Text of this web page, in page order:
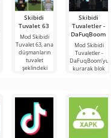
Skibidi
Tuvalet 63
Mod Skibidi
Tuvalet 63, ana
düşmanların
tuvalet
şeklindeki
Minecraft için
Skibidi
Tuvaletler -
DaFuqBoom
Mod Skibidi
Tuvaletler -
DaFuqBoom'yu
kurarak blok
olan karikatür